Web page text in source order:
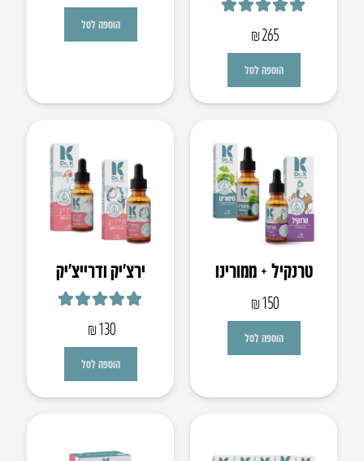
₪265
הוספה לסל
הוספה לסל
טרנקיל + ממורינו
₪150
הוספה לסל
ירצ’יק ו​דרייצ’יק
₪130
הוספה לסל